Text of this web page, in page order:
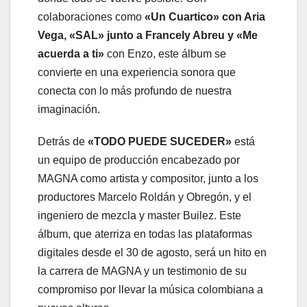
colaboraciones como «Un Cuartico» con Aria
Vega, «SAL» junto a Francely Abreu y «Me
acuerda a ti» con Enzo, este álbum se
convierte en una experiencia sonora que
conecta con lo más profundo de nuestra
imaginación.
Detrás de «TODO PUEDE SUCEDER» está
un equipo de producción encabezado por
MAGNA como artista y compositor, junto a los
productores Marcelo Roldán y Obregón, y el
ingeniero de mezcla y master Builez. Este
álbum, que aterriza en todas las plataformas
digitales desde el 30 de agosto, será un hito en
la carrera de MAGNA y un testimonio de su
compromiso por llevar la música colombiana a